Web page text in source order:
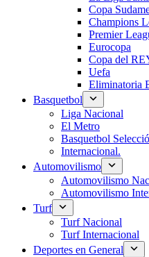
Copa
Champions
Premier
Eurocopa
Copa del
Uefa
Eliminatoria
Basquetbol
Liga Nacional
El Metro
Basquetbol
Internacional.
Automovilismo
Automovilismo
Automovilismo
Turf
Turf Nacional
Turf Internacional
Deportes en General